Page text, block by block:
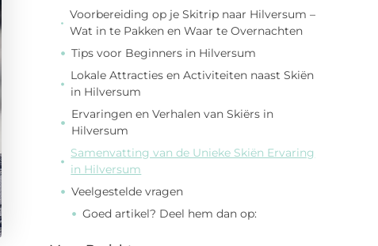
Voorbereiding op je Skitrip naar Hilversum –
Wat in te Pakken en Waar te Overnachten
Tips voor Beginners in Hilversum
Lokale Attracties en Activiteiten naast Skiën
in Hilversum
Ervaringen en Verhalen van Skiërs in
Hilversum
Samenvatting van de Unieke Skiën Ervaring
in Hilversum
Veelgestelde vragen
Goed artikel? Deel hem dan op: